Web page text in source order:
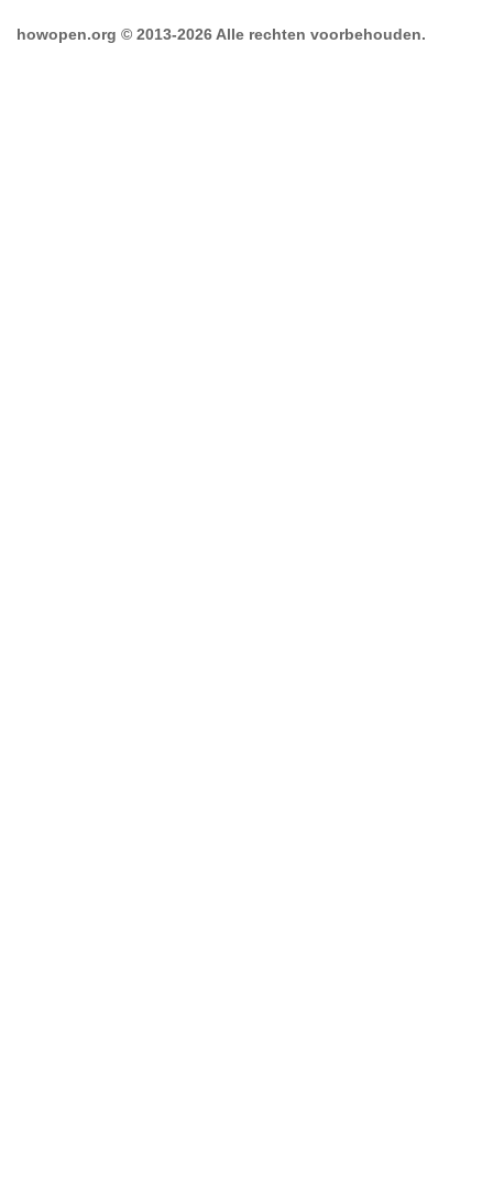
howopen.org © 2013-2026 Alle rechten voorbehouden.